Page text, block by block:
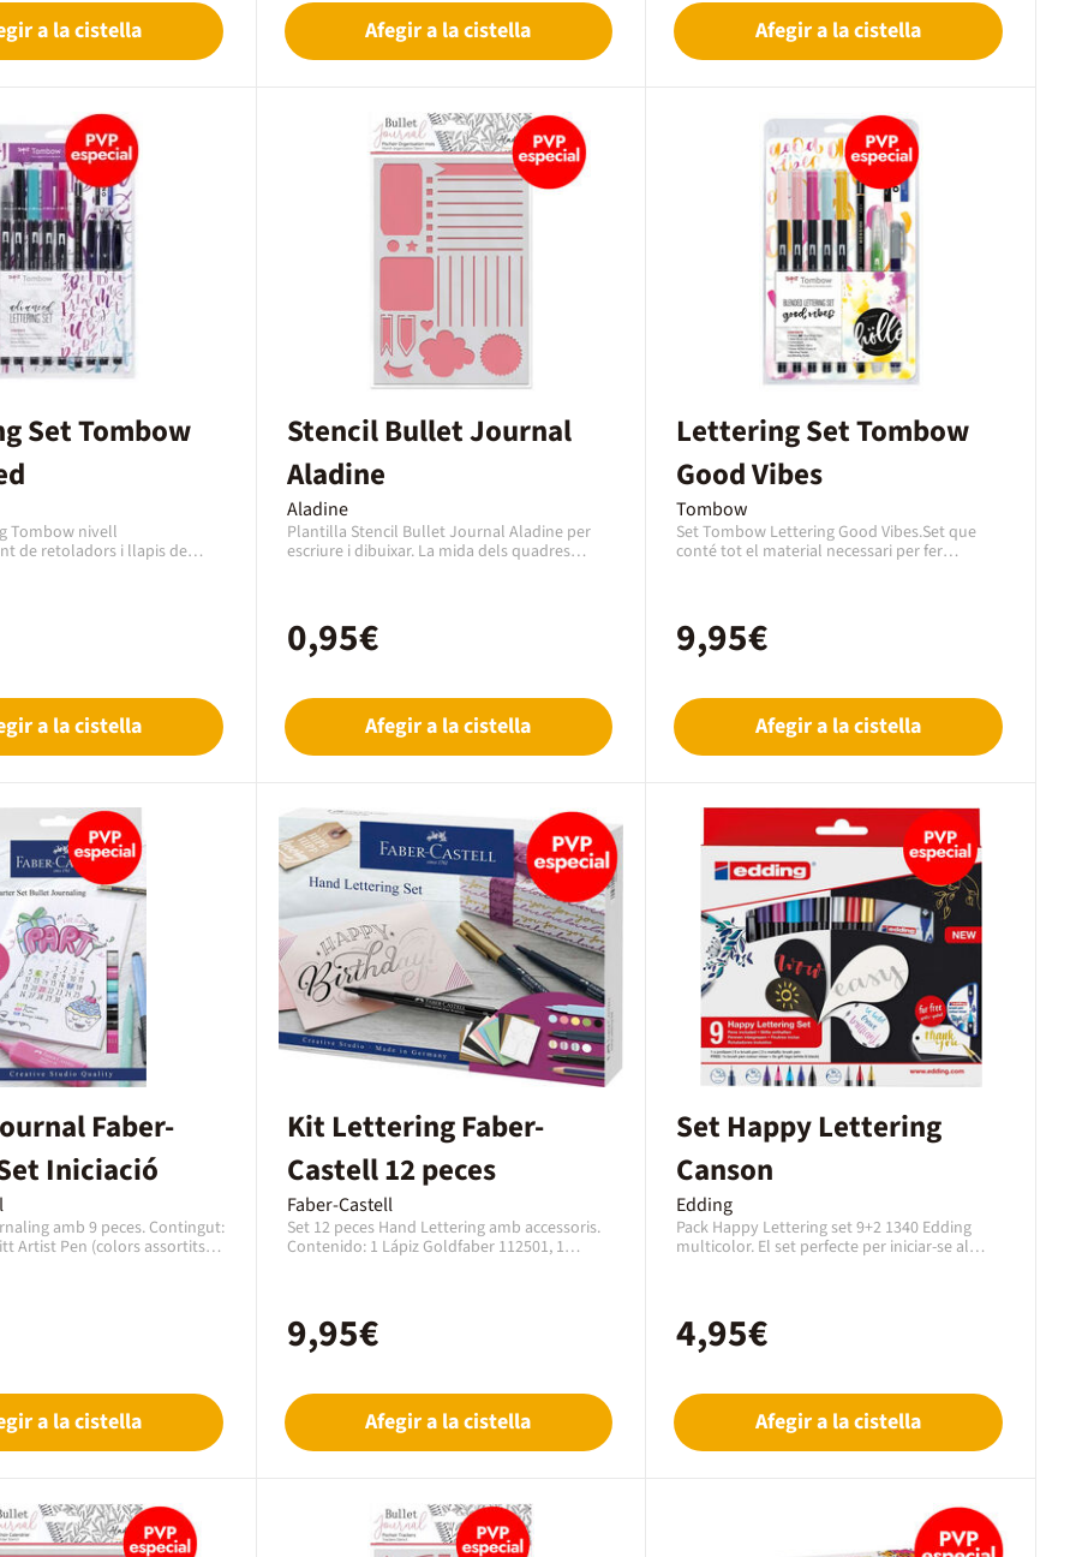
a la cistella
retolador de punta fina per a
detalls.Característiques:Punta
resistent.Forma triangular ergonòmica per a
major comoditat.
Afegir a la cistella
portamines MONO graph mina 0,5 mm HB.- 1
llibreta format A5 tapa dura folrada amb lli.
Paper blanc brillant de 120 grs., patró de
punts i 160 pàgines numerades. Inclou dues
dissenyat per Sara Vázquez
(@mylittlejournalblog ) amb instruccions i
trucs visuals per a inspirar-se i decorar el teu
diari creatiu amb els articles inclosos en el
Afegir a la cistella
Set Tombow
Tombow nivell
de retoladors i llapis de
món del lettering. Amb
els retoladors són en
Dual Brush Pen Tombow
Magenta 685 - Sea Blue 373
retolador blender per fer
1 llapis de grafit per fer
punta de pinzell petita, 1
permanent de doble punta, 1
d'alta qualitat. El conjunt
d’instruccions de
inspiradors.La marca
crear en 1913 per
d'escriptura de
artístic d'alta qualitat i
innovador.
a la cistella
Stencil Bullet Journal
Aladine
Aladine
Plantilla Stencil Bullet Journal Aladine per
escriure i dibuixar. La mida dels quadres
servir amb retoladors, marcadors, pintura o
tinta amb un aplicador. Netejar amb aigua i
0,95€
Afegir a la cistella
Lettering Set Tombow
Good Vibes
Tombow
Set Tombow Lettering Good Vibes.Set que
conté tot el material necessari per fer
Punta fina de 0,8 mm. per traçar amb precisió
i punta ampla de pinzell flexible de traç entre
exercida.Els colors que inclou són: 800, 772,
985, 451, 725.1 retolador Fudenosuke de
punta dura. Color: negre.1 llapis MONO 100
H.1 goma d'esborrar MONO Eraser M.1 pinzell
per a materials aquarel·lables.1 paleta per
barrejar i agafar pigment dels ABT Dual
Brush.1 guia de colors.1 guia de consells per
fer lettering i barrejar colors.
9,95€
Afegir a la cistella
Faber-
Iniciació
amb 9 peces. Contingut:
Artist Pen (colors assortits),
a la cistella
Kit Lettering Faber-
Castell 12 peces
Faber-Castell
Set 12 peces Hand Lettering amb accessoris.
Contenido: 1 Lápiz Goldfaber 112501, 1
167470, 167408, 167431, 167448, 1 Rotulador
PittArtist Pen B 167893, 13 cartulinas A6 .
9,95€
Afegir a la cistella
Set Happy Lettering
Canson
Edding
Pack Happy Lettering set 9+2 1340 Edding
multicolor. El set perfecte per iniciar-se al
mesclador inclòs.
4,95€
Afegir a la cistella